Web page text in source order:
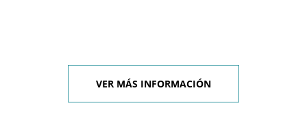
VER MÁS INFORMACIÓN